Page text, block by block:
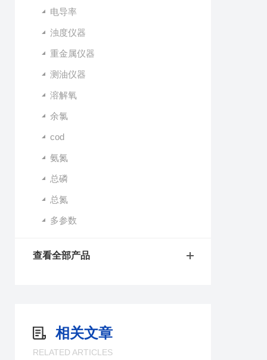
电导率
浊度仪器
重金属仪器
测油仪器
溶解氧
余氯
cod
氨氮
总磷
总氮
多参数
查看全部产品
相关文章
RELATED ARTICLES